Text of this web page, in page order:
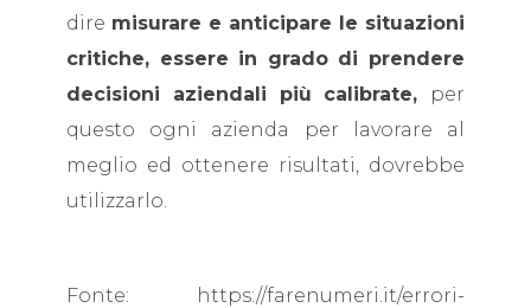
dire misurare e anticipare le situazioni
critiche, essere in grado di prendere
decisioni aziendali più calibrate,
per
questo ogni azienda per lavorare al
meglio ed ottenere risultati, dovrebbe
utilizzarlo.
Fonte: https://farenumeri.it/errori-